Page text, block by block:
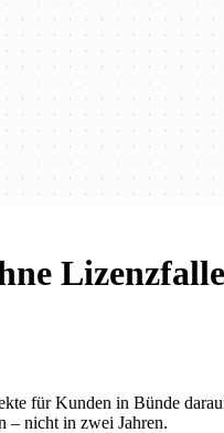
für Kunden in Bünde
– nicht in zwei Jahren.